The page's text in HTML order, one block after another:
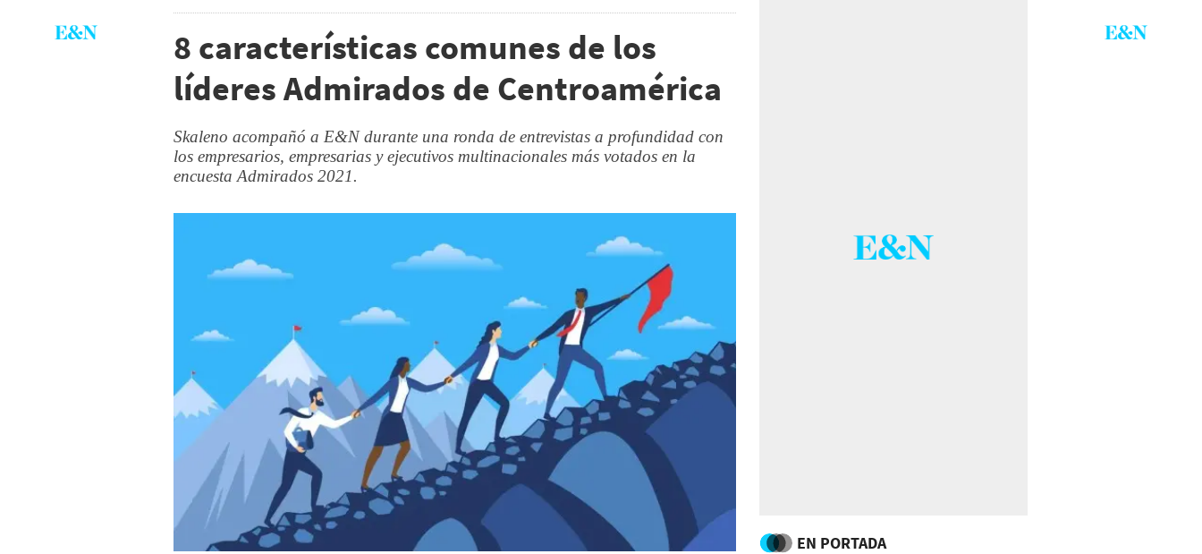
8 características comunes de los
líderes Admirados de Centroamérica
Skaleno acompañó a E&N durante una ronda de entrevistas a profundidad con
los empresarios, empresarias y ejecutivos multinacionales más votados en la
encuesta Admirados 2021.
EN PORTADA